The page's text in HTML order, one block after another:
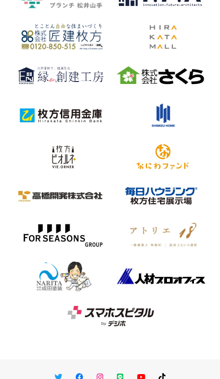
TwitterFacebookInstagram
LINE You TubeTikTok